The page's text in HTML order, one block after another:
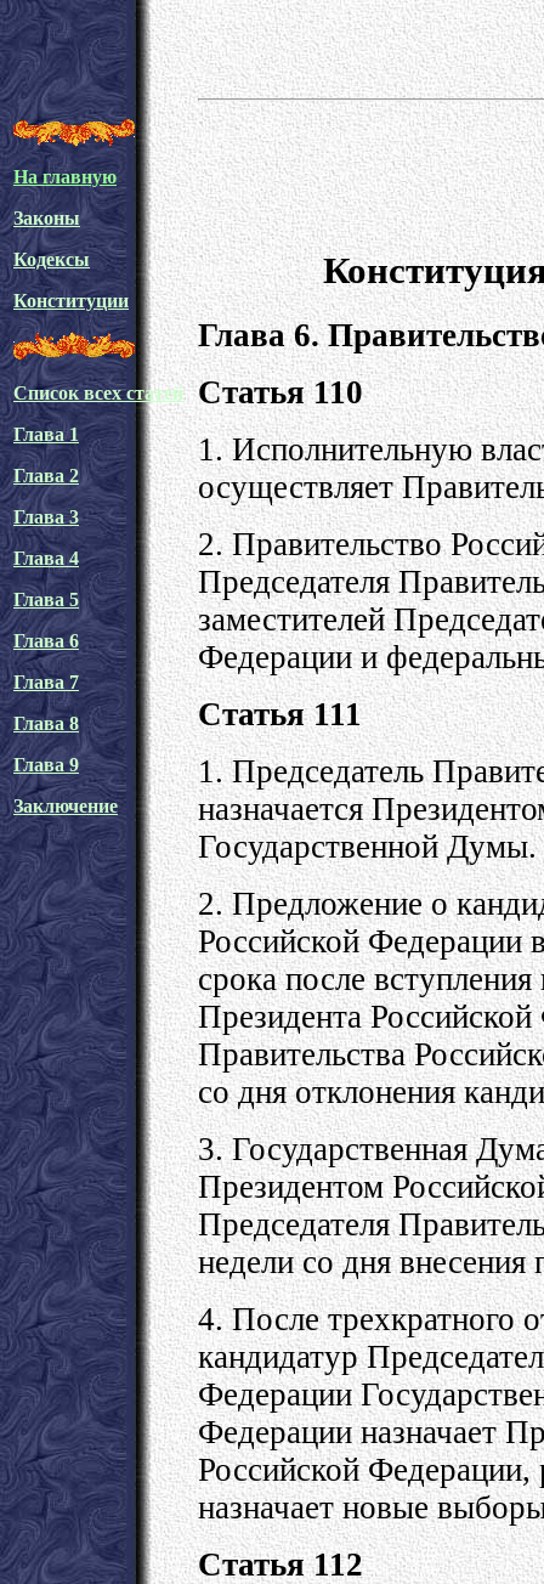
На главную
Законы
Кодексы
Конституции
Список всех статей
Глава 1
Глава 2
Глава 3
Глава 4
Глава 5
Глава 6
Глава 7
Глава 8
Глава 9
Заключение
Глава 6.
Статья 110
1. Исполнительную
осуществляет
2. Правительство
Председателя
заместителей
Федерации и
Статья 111
1. Председатель
назначается
Государственной Думы.
2. Предложение о
Российской Федерации
срока после
Президента
Правительства
со дня отклонения
3. Государственная
Президентом
Председателя
недели со дня
4. После трехкратного
кандидатур
Федерации
Федерации назначает
Российской Федерации,
назначает новые
Статья 112